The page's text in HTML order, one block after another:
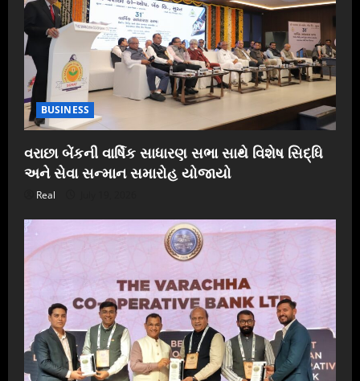
BUSINESS
વરાછા બેંકની વાર્ષિક સાધારણ સભા સાથે વિશેષ સિદ્ધિ
અને સેવા સન્માન સમારોહ યોજાયો
Real